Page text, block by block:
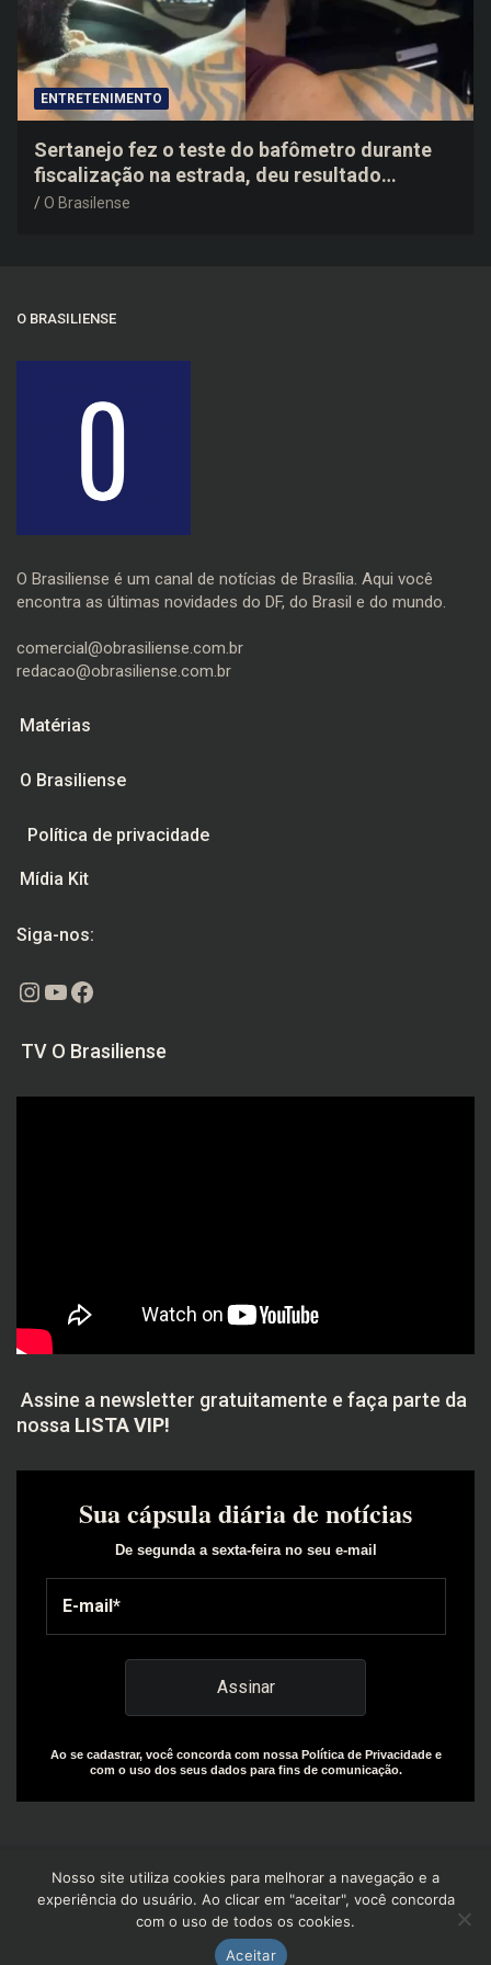
ENTRETENIMENTO
Sertanejo fez o teste do bafômetro durante
fiscalização na estrada, deu resultado
negativo e elogiou o trabalho dos agentes de
O Brasilense
O BRASILIENSE
O Brasiliense é um canal de notícias de Brasília. Aqui você
encontra as últimas novidades do DF, do Brasil e do mundo.
comercial@obrasiliense.com.br
redacao@obrasiliense.com.br
Matérias
O Brasiliense
Política de privacidade
Mídia Kit
Siga-nos:
Instagram
Youtube
Facebook
TV O Brasiliense
Assine a newsletter gratuitamente e faça parte da
nossa LISTA VIP!
Sua cápsula diária de notícias
De segunda a sexta-feira no seu e-mail
Ao se cadastrar, você concorda com nossa Política de Privacidade e
com o uso dos seus dados para fins de comunicação.
Copyright© 2025 | Design by: The Everly Growth Agency |
Powered by: R+W Capital
Nosso site utiliza cookies para melhorar a navegação e a
experiência do usuário. Ao clicar em "aceitar", você concorda
com o uso de todos os cookies.
Aceitar